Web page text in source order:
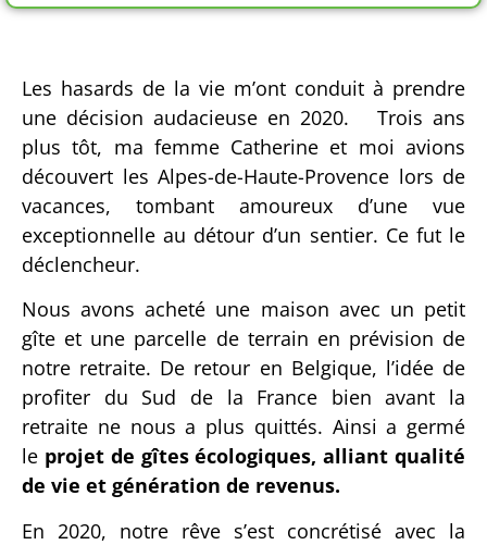
Les hasards de la vie m’ont conduit à prendre
une décision audacieuse en 2020. Trois ans
plus tôt, ma femme Catherine et moi avions
découvert les Alpes-de-Haute-Provence lors de
vacances, tombant amoureux d’une vue
exceptionnelle au détour d’un sentier. Ce fut le
déclencheur.
Nous avons acheté une maison avec un petit
gîte et une parcelle de terrain en prévision de
notre retraite. De retour en Belgique, l’idée de
profiter du Sud de la France bien avant la
retraite ne nous a plus quittés. Ainsi a germé
le projet de gîtes écologiques, alliant qualité
de vie et génération de revenus.
En 2020, notre rêve s’est concrétisé avec la